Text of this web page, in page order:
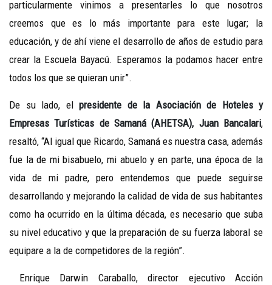
particularmente vinimos a presentarles lo que nosotros
creemos que es lo más importante para este lugar; la
educación, y de ahí viene el desarrollo de años de estudio para
crear la Escuela Bayacú. Esperamos la podamos hacer entre
todos los que se quieran unir”.
De su lado, el presidente de la Asociación de Hoteles y
Empresas Turísticas de Samaná (AHETSA), Juan Bancalari,
resaltó, “Al igual que Ricardo, Samaná es nuestra casa, además
fue la de mi bisabuelo, mi abuelo y en parte, una época de la
vida de mi padre, pero entendemos que puede seguirse
desarrollando y mejorando la calidad de vida de sus habitantes
como ha ocurrido en la última década, es necesario que suba
su nivel educativo y que la preparación de su fuerza laboral se
equipare a la de competidores de la región”.
Enrique Darwin Caraballo, director ejecutivo Acción